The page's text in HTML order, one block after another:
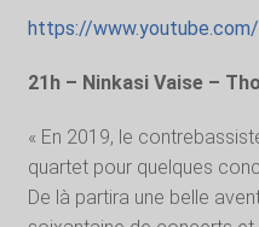
https://
21h – Ninkasi Vaise –
« En 2019, le
quartet pour quelques
De là partira une belle